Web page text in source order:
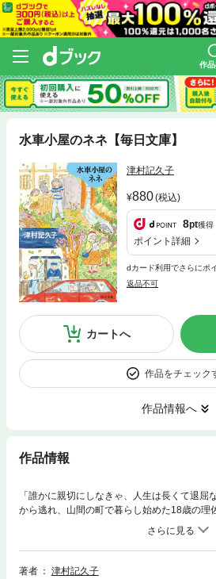
作
水車小屋のネネ【毎日文庫】
津村記久子
880(税込)
8pt獲得
ポイント詳細
dカード利用でさらにポ
返品不可
カートへ
作品をチェック
作品情報へ
作品情報
「誰かに親切にしなきゃ、人生は長くて退屈
から逃れ、山間の町で暮らし始めた18歳の理
蕎麦屋の浪子さん、絵描きの杉子さん、そし
のいる水車小屋で働く青年・聡、水車小屋に
合い、支え合う人々が織りなす、希望と再生
受賞、２０２４年本屋大賞第２位など、読書
著者
津村記久子